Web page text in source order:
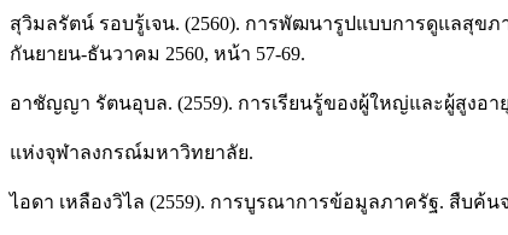
สุวิมลรัตน์ รอบรู้เจน. (2560). การพัฒนารูปแบบการดูแลสุข
กันยายน-ธันวาคม 2560, หน้า 57-69.
อาชัญญา รัตนอุบล. (2559). การเรียนรู้ของผู้ใหญ่และผู้สูงอา
แห่งจุฬาลงกรณ์มหาวิทยาลัย.
ไอดา เหลืองวิไล (2559). การบูรณาการข้อมูลภาครัฐ. สืบค้น